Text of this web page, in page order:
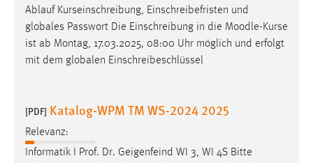
Ablauf Kurseinschreibung, Einschreibefristen und
globales Passwort Die Einschreibung in die Moodle-Kurse
ist ab Montag, 17.03.2025, 08:00 Uhr möglich und erfolgt
mit dem globalen Einschreibeschlüssel
[PDF] Katalog-WPM TM WS-2024 2025
Relevanz:
Informatik I Prof. Dr. Geigenfeind WI 3, WI 4S Bitte
EXTERNE MEDIEN
Um Inhalte von Videoplattformen und Social Media
YouTube